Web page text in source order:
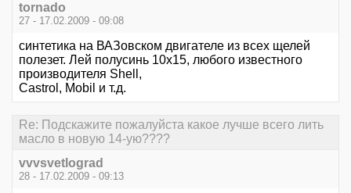
tornado
27 - 17.02.2009 - 09:08
синтетика на ВАЗовском двигателе из всех щелей
полезет. Лей полусинь 10х15, любого известного
производителя Shell,
Castrol, Mobil и т.д.
Re: Подскажите пожалуйста какое лучше всего лить
масло в новую 14-ую????
vvvsvetlograd
28 - 17.02.2009 - 09:13